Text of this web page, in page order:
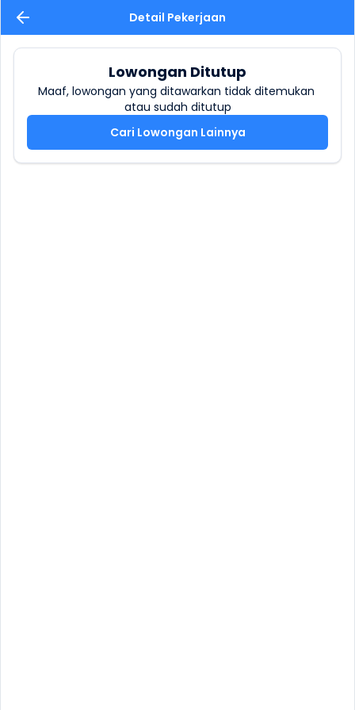
Detail Pekerjaan
Lowongan Ditutup
Maaf, lowongan yang ditawarkan tidak ditemukan
atau sudah ditutup
Cari Lowongan Lainnya